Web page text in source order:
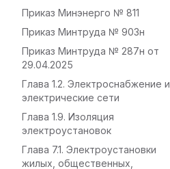
Приказ Минэнерго № 811
Приказ Минтруда № 903н
Приказ Минтруда № 287н от
29.04.2025
Глава 1.2. Электроснабжение и
электрические сети
Глава 1.9. Изоляция
электроустановок
Глава 7.1. Электроустановки
жилых, общественных,